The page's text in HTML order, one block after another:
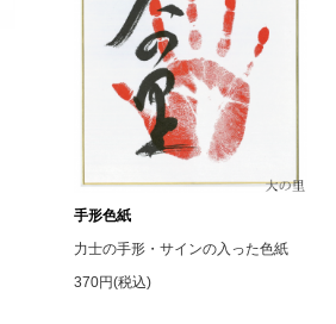
手形色紙
力士の手形・サインの入った色紙
370円(税込)